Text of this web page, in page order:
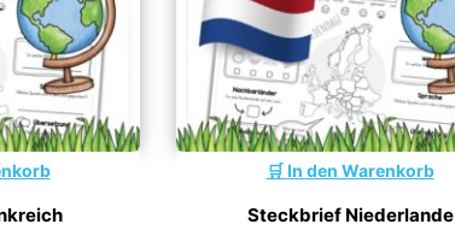
In den Warenkorb
Steckbrief Niederlande